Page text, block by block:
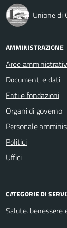
Unione di
AMMINISTRAZIONE
Aree
Documenti e dati
Enti e fondazioni
Organi di governo
Personale
Politici
Uffici
CATEGORIE DI
Salute, benessere